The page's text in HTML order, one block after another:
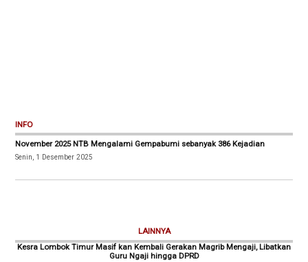
INFO
November 2025 NTB Mengalami Gempabumi sebanyak 386 Kejadian
Senin, 1 Desember 2025
LAINNYA
Kesra Lombok Timur Masif kan Kembali Gerakan Magrib Mengaji, Libatkan
Guru Ngaji hingga DPRD